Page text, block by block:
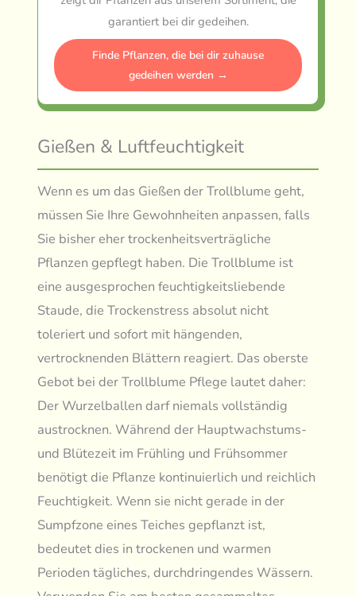
garantiert bei dir gedeihen.
Finde Pflanzen, die bei dir zuhause
gedeihen werden →
Gießen & Luftfeuchtigkeit
Wenn es um das Gießen der Trollblume geht,
müssen Sie Ihre Gewohnheiten anpassen, falls
Sie bisher eher trockenheitsverträgliche
Pflanzen gepflegt haben. Die Trollblume ist
eine ausgesprochen feuchtigkeitsliebende
Staude, die Trockenstress absolut nicht
toleriert und sofort mit hängenden,
vertrocknenden Blättern reagiert. Das oberste
Gebot bei der Trollblume Pflege lautet daher:
Der Wurzelballen darf niemals vollständig
austrocknen. Während der Hauptwachstums-
und Blütezeit im Frühling und Frühsommer
benötigt die Pflanze kontinuierlich und reichlich
Feuchtigkeit. Wenn sie nicht gerade in der
Sumpfzone eines Teiches gepflanzt ist,
bedeutet dies in trockenen und warmen
Perioden tägliches, durchdringendes Wässern.